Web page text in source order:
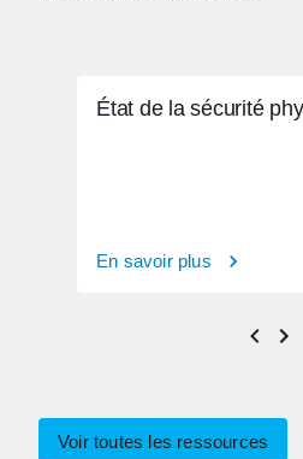
État de la sécurité
En savoir plus
Voir toutes les ressources